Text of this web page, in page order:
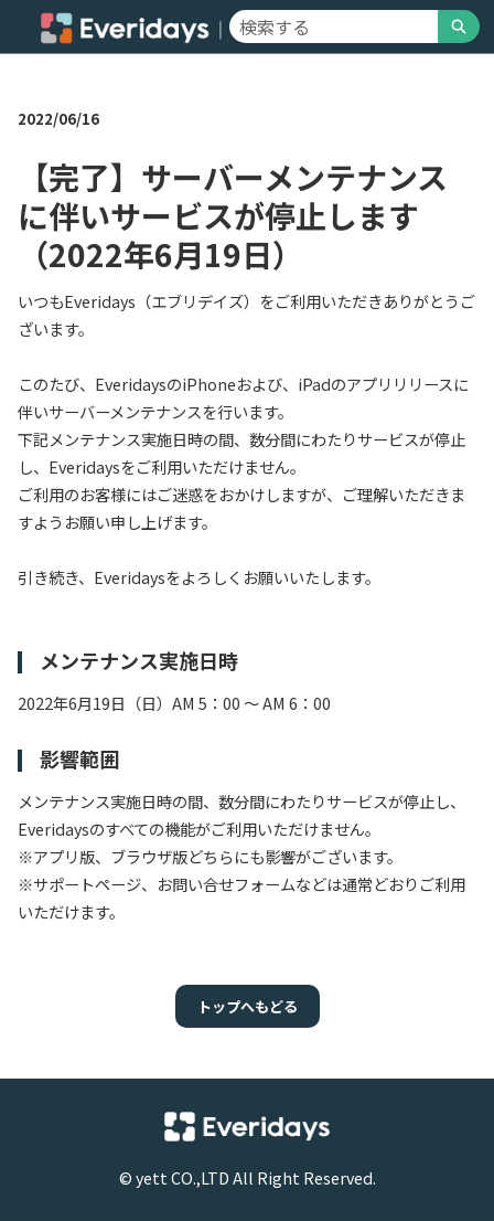
ン
テ
ス
キ
Everidaysサポート V2 - ホーム
検索
2022/06/16
【完了】サーバーメンテナンス
に伴いサービスが停止します
（2022年6月19日）
いつもEveridays（エブリデイズ）をご利用いただきありがとうご
ざいます。
このたび、EveridaysのiPhoneおよび、iPadのアプリリリースに
伴いサーバーメンテナンスを行います。
下記メンテナンス実施日時の間、数分間にわたりサービスが停止
し、Everidaysをご利用いただけません。
ご利用のお客様にはご迷惑をおかけしますが、ご理解いただきま
すようお願い申し上げます。
引き続き、Everidaysをよろしくお願いいたします。
メンテナンス実施日時
2022年6月19日（日）AM 5：00 ～ AM 6：00
影響範囲
メンテナンス実施日時の間、数分間にわたりサービスが停止し、
Everidaysのすべての機能がご利用いただけません。
※アプリ版、ブラウザ版どちらにも影響がございます。
※サポートページ、お問い合せフォームなどは通常どおりご利用
いただけます。
トップへもどる
©yettCO.,LTD All Right Reserved.